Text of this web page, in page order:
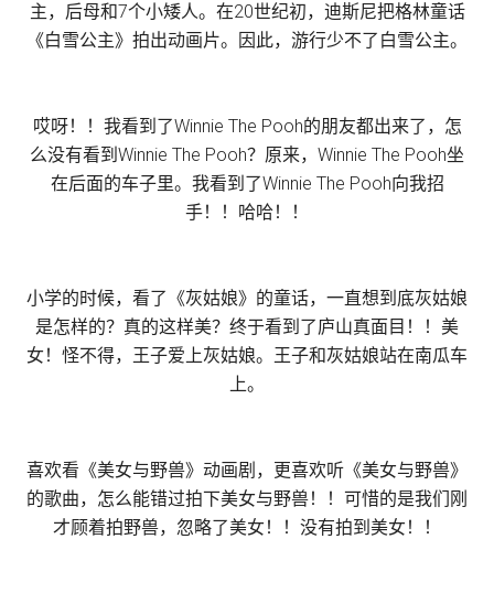
主，后母和7个小矮人。在20世纪初，迪斯尼把格林童话
《白雪公主》拍出动画片。因此，游行少不了白雪公主。
哎呀！！我看到了Winnie The Pooh的朋友都出来了，怎
么没有看到Winnie The Pooh？原来，Winnie The Pooh坐
在后面的车子里。我看到了Winnie The Pooh向我招
手！！哈哈！！
小学的时候，看了《灰姑娘》的童话，一直想到底灰姑娘
是怎样的？真的这样美？终于看到了庐山真面目！！美
女！怪不得，王子爱上灰姑娘。王子和灰姑娘站在南瓜车
上。
喜欢看《美女与野兽》动画剧，更喜欢听《美女与野兽》
的歌曲，怎么能错过拍下美女与野兽！！可惜的是我们刚
才顾着拍野兽，忽略了美女！！没有拍到美女！！